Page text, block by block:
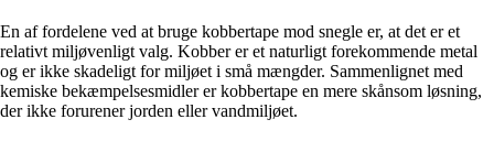
En af fordelene ved at bruge kobbertape mod snegle er, at det er et
relativt miljøvenligt valg. Kobber er et naturligt forekommende metal
og er ikke skadeligt for miljøet i små mængder. Sammenlignet med
kemiske bekæmpelsesmidler er kobbertape en mere skånsom løsning,
der ikke forurener jorden eller vandmiljøet.